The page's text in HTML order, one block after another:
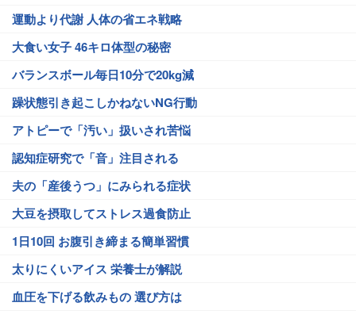
運動より代謝 人体の省エネ戦略
大食い女子 46キロ体型の秘密
バランスボール毎日10分で20kg減
躁状態引き起こしかねないNG行動
アトピーで「汚い」扱いされ苦悩
認知症研究で「音」注目される
夫の「産後うつ」にみられる症状
大豆を摂取してストレス過食防止
1日10回 お腹引き締まる簡単習慣
太りにくいアイス 栄養士が解説
血圧を下げる飲みもの 選び方は